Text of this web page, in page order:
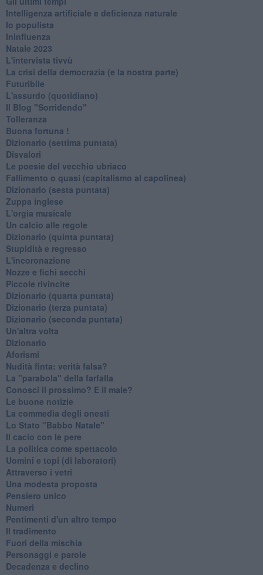
Intelligenza artificiale e deficienza naturale
Io populista
Ininfluenza
Natale 2023
L'intervista tivvù
La crisi della democrazia (e la nostra parte)
Futuribile
L'assurdo (quotidiano)
Il Blog "Sorridendo"
Tolleranza
Buona fortuna !
​Dizionario (settima puntata)
Disvalori
Le poesie del vecchio ubriaco
Fallimento o quasi (capitalismo al capolinea)
Dizionario (sesta puntata)
Zuppa inglese
L'orgia musicale
Un calcio alle regole
Dizionario (quinta puntata)
Stupidità e regresso
L'incoronazione
Nozze e fichi secchi
Piccole rivincite
​Dizionario (quarta puntata)
​Dizionario (terza puntata)
​Dizionario (seconda puntata)
Un'altra volta
Dizionario
Aforismi
Nudità finta: verità falsa?
La "parabola" della farfalla
Conosci il prossimo? E il male?
Le buone notizie
La commedia degli onesti
Lo Stato "Babbo Natale"
Il cacio con le pere
La politica come spettacolo
Uomini e topi (di laboratori)
Attraverso i vetri
Una modesta proposta
Pensiero unico
Numeri
Pentimenti d'un altro tempo
Il tradimento
Fuori della mischia
Personaggi e parole
Decadenza e declino